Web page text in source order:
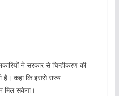
ने सरकार से चिन्हीकरण की
है। कहा कि इससे राज्य
मिल सकेगा।